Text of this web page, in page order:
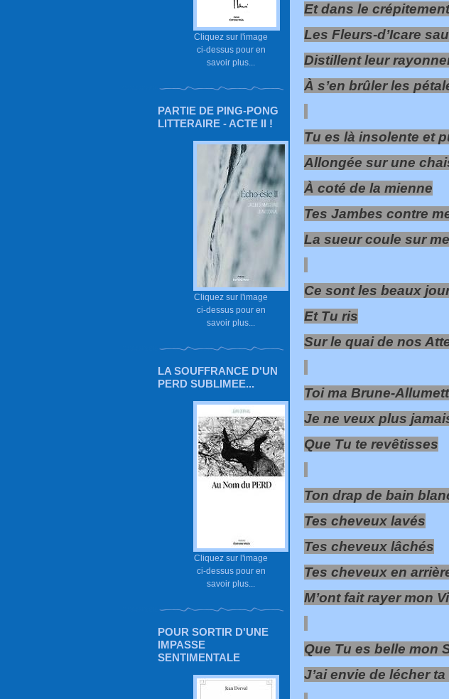
Cliquez sur l'image
ci-dessus pour en
savoir plus...
PARTIE DE PING-PONG
LITTERAIRE - ACTE II !
Cliquez sur l'image
ci-dessus pour en
savoir plus...
LA SOUFFRANCE D'UN
PERD SUBLIMEE...
Cliquez sur l'image
ci-dessus pour en
savoir plus...
POUR SORTIR D'UNE
IMPASSE
SENTIMENTALE
Et dans le
Les Fleurs-d’Icare
Distillent leur
À s’en brûler les
Tu es là insolente et
Allongée sur une
À coté de la mienne
Tes Jambes contre
La sueur coule sur
Ce sont les beaux
Et Tu ris
Sur le quai de nos
Toi ma Brune-
Je ne veux plus
Que Tu te revêtisses
Ton drap de bain
Tes cheveux lavés
Tes cheveux lâchés
Tes cheveux en
M’ont fait rayer mon
Que Tu es belle mon
J’ai envie de lécher